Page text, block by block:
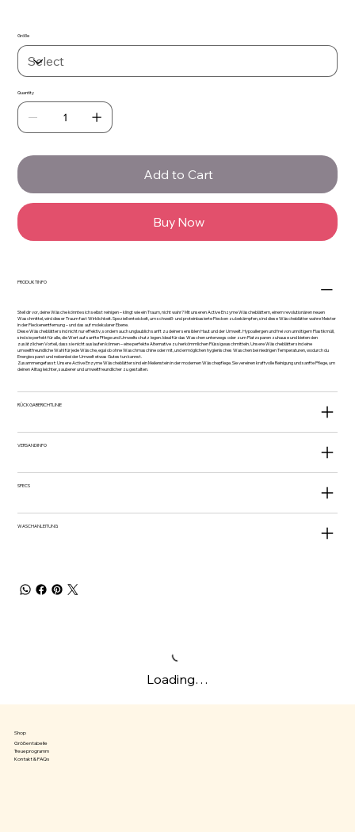
Größe
Quantity
Add to Cart
Buy Now
PRODUKTINFO
Stell dir vor, deine Wäsche könnte sich selbst reinigen – klingt wie ein Traum, nicht wahr? Mit unseren Active Enzyme Wäscheblättern, einem revolutionären neuen
Waschmittel, wird dieser Traum fast Wirklichkeit. Speziell entwickelt, um schweiß- und proteinbasierte Flecken zu bekämpfen, sind diese Wäscheblätter wahre Meister
in der Fleckenentfernung – und das auf molekularer Ebene.
Diese Wäscheblätter sind nicht nur effektiv, sondern auch unglaublich sanft zu deiner sensiblen Haut und der Umwelt. Hypoallergen und frei von unnötigem Plastikmüll,
sind sie perfekt für alle, die Wert auf sanfte Pflege und Umweltschutz legen. Ideal für das Waschen unterwegs oder zum Platzsparen zuhause und bieten den
zusätzlichen Vorteil, dass sie nicht auslaufen können – eine perfekte Alternative zu herkömmlichen Flüssigwaschmitteln. Unsere Wäscheblätter sind eine
umweltfreundliche Wahl für jede Wäsche, egal ob ohne Waschmaschine oder mit, und ermöglichen hygienisches Waschen bei niedrigen Temperaturen, wodurch du
Energie sparst und nebenbei der Umwelt etwas Gutes tun kannst.
Zusammengefasst: Unsere Active Enzyme Wäscheblätter sind ein Meilenstein in der modernen Wäschepflege. Sie vereinen kraftvolle Reinigung und sanfte Pflege, um
deinen Alltag leichter, sauberer und umweltfreundlicher zu gestalten.
RÜCKGABERICHTLINIE
VERSANDINFO
SPECS
WASCHANLEITUNG
Loading…
Shop
Größentabelle
Treueprogramm
Kontakt & FAQs